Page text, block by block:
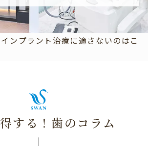
インプラント治療に適さないのはこ
する！歯のコラム